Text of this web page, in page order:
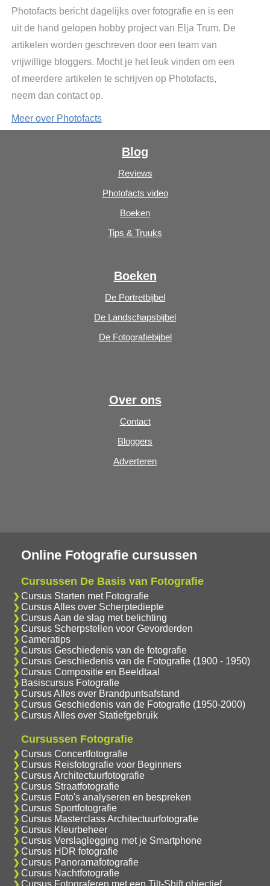
Photofacts bericht dagelijks over fotografie en is een
uit de hand gelopen hobby project van Elja Trum. De
artikelen worden geschreven door een team van
vrijwillige bloggers. Mocht je het leuk vinden om een
of meerdere artikelen te schrijven op Photofacts,
neem dan contact op.
Meer over Photofacts
Blog
Reviews
Photofacts video
Boeken
Tips & Truuks
Boeken
De Portretbijbel
De Landschapsbijbel
De Fotografiebijbel
Over ons
Contact
Bloggers
Adverteren
Online Fotografie cursussen
Cursussen De Basis van Fotografie
Cursus Starten met Fotografie
Cursus Alles over Scherptediepte
Cursus Aan de slag met belichting
Cursus Scherpstellen voor Gevorderden
Cameratips
Cursus Geschiedenis van de fotografie
Cursus Geschiedenis van de Fotografie (1900 - 1950)
Cursus Compositie en Beeldtaal
Basiscursus Fotografie
Cursus Alles over Brandpuntsafstand
Cursus Geschiedenis van de Fotografie (1950-2000)
Cursus Alles over Statiefgebruik
Cursussen Fotografie
Cursus Concertfotografie
Cursus Reisfotografie voor Beginners
Cursus Architectuurfotografie
Cursus Straatfotografie
Cursus Foto's analyseren en bespreken
Cursus Sportfotografie
Cursus Masterclass Architectuurfotografie
Cursus Kleurbeheer
Cursus Verslaglegging met je Smartphone
Cursus HDR fotografie
Cursus Panoramafotografie
Cursus Nachtfotografie
Cursus Fotograferen met een Tilt-Shift objectief